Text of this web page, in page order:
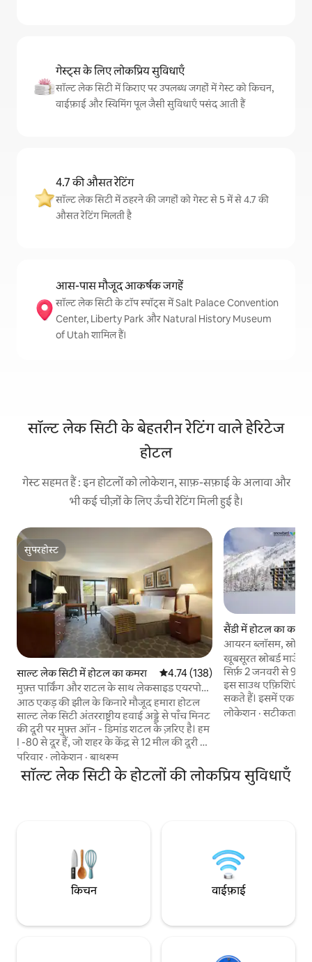
गेस्ट्स के लिए लोकप्रिय सुविधाएँ
सॉल्ट लेक सिटी में किराए पर उपलब्ध जगहों में गेस्ट को किचन,
वाईफ़ाई और स्विमिंग पूल जैसी सुविधाएँ पसंद आती हैं
4.7 की औसत रेटिंग
सॉल्ट लेक सिटी में ठहरने की जगहों को गेस्ट से 5 में से 4.7 की
औसत रेटिंग मिलती है
आस-पास मौजूद आकर्षक जगहें
सॉल्ट लेक सिटी के टॉप स्पॉट्स में Salt Palace Convention
Center, Liberty Park और Natural History Museum
of Utah शामिल हैं।
सॉल्ट लेक सिटी के बेहतरीन रेटिंग वाले हेरिटेज
होटल
गेस्ट सहमत हैं : इन होटलों को लोकेशन, साफ़-सफ़ाई के अलावा और
भी कई चीज़ों के लिए ऊँची रेटिंग मिली हुई है।
सुपरहोस्ट
सुपरहोस्ट
साल्ट लेक सिटी में होटल का कमरा औसत रेटिंग 5 में से 4.74, 138 समीक्षाएँ
4.74 (138)
मुफ़्त पार्किंग और शटल के साथ लेकसाइड एयरपोर्ट
होटल
आठ एकड़ की झील के किनारे मौजूद हमारा होटल
साल्ट लेक सिटी अंतरराष्ट्रीय हवाई अड्डे से पाँच मिनट
की दूरी पर मुफ़्त ऑन - डिमांड शटल के ज़रिए है। हम
I -80 से दूर हैं, जो शहर के केंद्र से 12 मील की दूरी पर
है और ग्रेट साल्ट लेक स्टेट पार्क है। एक गर्मजोशी
भरी डबलट्री वेलकम कुकी, ऑन - साइट रेस्टोरेंट
और हमारे 24 घंटे चालू रहने वाले फ़िटनेस सेंटर,
परिवार ·लोकेशन ·बाथरूम
सैंडी में होटल का कमरा
आयरन ब्लॉसम,
उपलब्ध है
खूबसूरत स्नोबर्ड
सिर्फ़ 2 जनवरी से 9
इस साउथ एफ़िशिएंसी
सकते हैं। इसमें एक
पूरी तरह सुसज्जित
पूल, वयस्कों के लिए
सेंटर, सिक्के से चलने
लोकेशन ·सटीकता
सॉल्ट लेक सिटी के होटलों की लोकप्रिय सुविधाएँ
किचन वाईफ़ाई